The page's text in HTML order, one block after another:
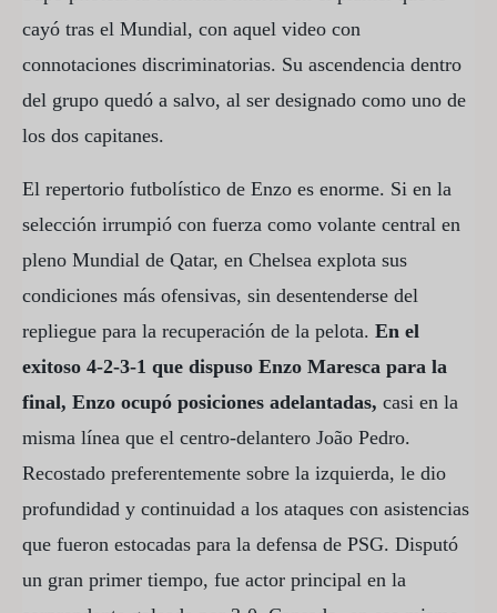
cayó tras el Mundial, con aquel video con
connotaciones discriminatorias. Su ascendencia dentro
del grupo quedó a salvo, al ser designado como uno de
los dos capitanes.
El repertorio futbolístico de Enzo es enorme. Si en la
selección irrumpió con fuerza como volante central en
pleno Mundial de Qatar, en Chelsea explota sus
condiciones más ofensivas, sin desentenderse del
repliegue para la recuperación de la pelota. En el
exitoso 4-2-3-1 que dispuso Enzo Maresca para la
final, Enzo ocupó posiciones adelantadas, casi en la
misma línea que el centro-delantero João Pedro.
Recostado preferentemente sobre la izquierda, le dio
profundidad y continuidad a los ataques con asistencias
que fueron estocadas para la defensa de PSG. Disputó
un gran primer tiempo, fue actor principal en la